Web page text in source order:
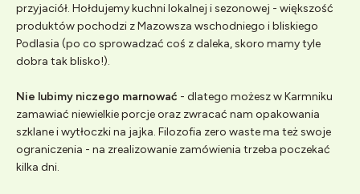
przyjaciół. Hołdujemy kuchni lokalnej i sezonowej - większość
produktów pochodzi z Mazowsza wschodniego i bliskiego
Podlasia (po co sprowadzać coś z daleka, skoro mamy tyle
dobra tak blisko!).
Nie lubimy niczego marnować - dlatego możesz w Karmniku
zamawiać niewielkie porcje oraz zwracać nam opakowania
szklane i wytłoczki na jajka. Filozofia zero waste ma też swoje
ograniczenia - na zrealizowanie zamówienia trzeba poczekać
kilka dni.